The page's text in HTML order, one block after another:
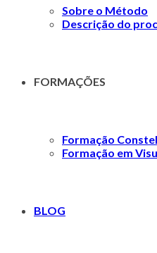
Sobre o Método
Descrição do
FORMAÇÕES
Formação
Formação em
BLOG